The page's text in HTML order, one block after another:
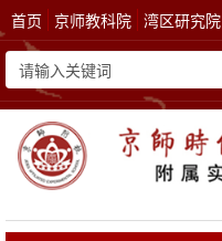
首页 京师教科院 湾区研究院